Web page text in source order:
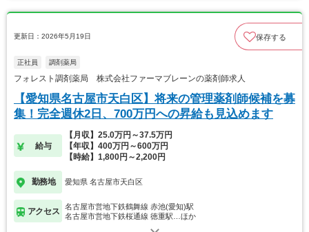
更新日：2026年5月19日 保存する
正社員 調剤薬局
フォレスト調剤薬局 株式会社ファーマブレーンの薬剤師求人
【愛知県名古屋市天白区】将来の管理薬剤師候補を募
集！完全週休2日、700万円への昇給も見込めます
給与
【月収】25.0万円～37.5万円
【年収】400万円～600万円
【時給】1,800円～2,200円
勤務地 愛知県 名古屋市天白区
アクセス
名古屋市営地下鉄鶴舞線 赤池(愛知)駅
名古屋市営地下鉄桜通線 徳重駅…ほか